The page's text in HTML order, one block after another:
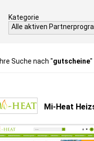
Kategorie
Alle aktiven
Ihre Suche nach "gutscheine"
Mi-Heat